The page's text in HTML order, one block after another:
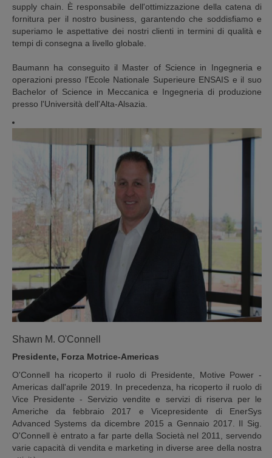
supply chain. È responsabile dell'ottimizzazione della catena di
fornitura per il nostro business, garantendo che soddisfiamo e
superiamo le aspettative dei nostri clienti in termini di qualità e
tempi di consegna a livello globale.
Baumann ha conseguito il Master of Science in Ingegneria e
operazioni presso l'Ecole Nationale Superieure ENSAIS e il suo
Bachelor of Science in Meccanica e Ingegneria di produzione
presso l'Università dell'Alta-Alsazia.
Shawn M. O'Connell
Presidente, Forza Motrice-Americas
O'Connell ha ricoperto il ruolo di Presidente, Motive Power -
Americas dall'aprile 2019. In precedenza, ha ricoperto il ruolo di
Vice Presidente - Servizio vendite e servizi di riserva per le
Americhe da febbraio 2017 e Vicepresidente di EnerSys
Advanced Systems da dicembre 2015 a Gennaio 2017. Il Sig.
O'Connell è entrato a far parte della Società nel 2011, servendo
varie capacità di vendita e marketing in diverse aree della nostra